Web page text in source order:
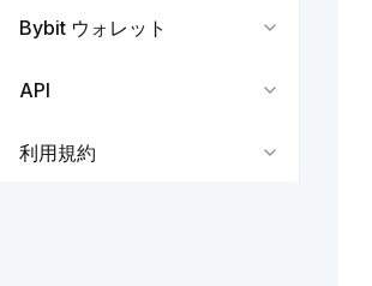
Bybit ウォレット
API
利用規約